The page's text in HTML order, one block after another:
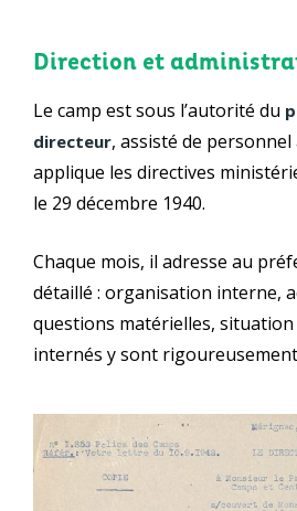
Direction et
Le camp est sous l’autorité du
directeur, assisté de
applique les directives
le 29 décembre 1940.
Chaque mois, il adresse au
détaillé : organisation interne,
questions matérielles,
internés y sont